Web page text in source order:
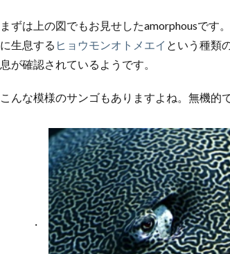
まずは上の図でもお見せしたamorphousです。
に生息する ヒョウモンオトメエイ という種類
息が確認されているようです。
こんな模様のサンゴもありますよね。無機的